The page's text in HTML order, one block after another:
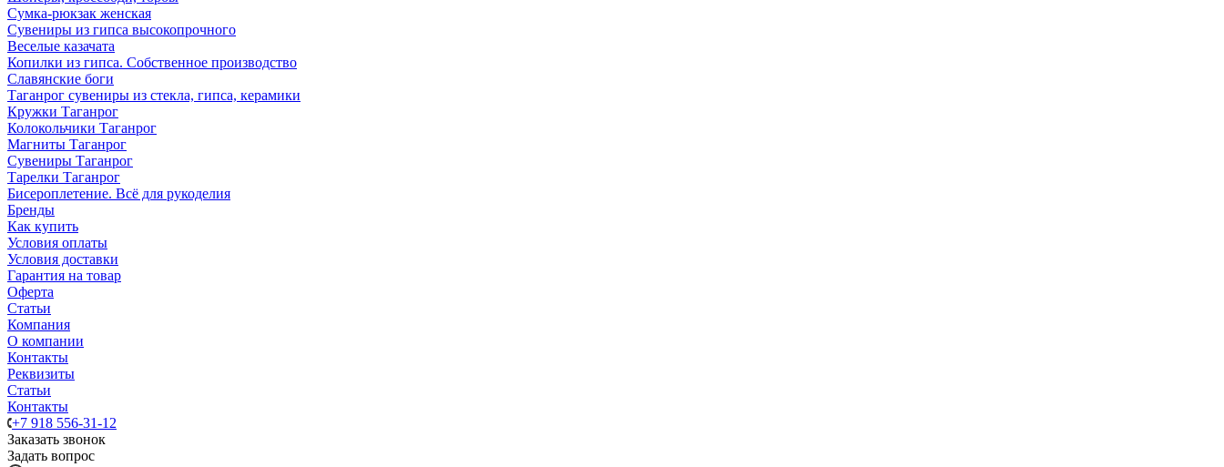
Сумка-рюкзак женская
Сувениры из гипса высокопрочного
Веселые казачата
Копилки из гипса. Собственное производство
Славянские боги
Таганрог сувениры из стекла, гипса, керамики
Кружки Таганрог
Колокольчики Таганрог
Магниты Таганрог
Сувениры Таганрог
Тарелки Таганрог
Бисероплетение. Всё для рукоделия
Бренды
Как купить
Условия оплаты
Условия доставки
Гарантия на товар
Оферта
Статьи
Компания
О компании
Контакты
Реквизиты
Статьи
Контакты
+7 918 556-31-12
Заказать звонок
Задать вопрос